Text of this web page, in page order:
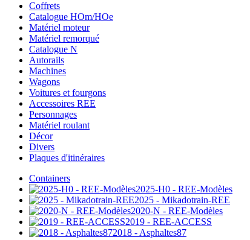
Coffrets
Catalogue HOm/HOe
Matériel moteur
Matériel remorqué
Catalogue N
Autorails
Machines
Wagons
Voitures et fourgons
Accessoires REE
Personnages
Matériel roulant
Décor
Divers
Plaques d'itinéraires
Containers
2025-H0 - REE-Modèles
2025 - Mikadotrain-REE
2020-N - REE-Modèles
2019 - REE-ACCESS
2018 - Asphaltes87